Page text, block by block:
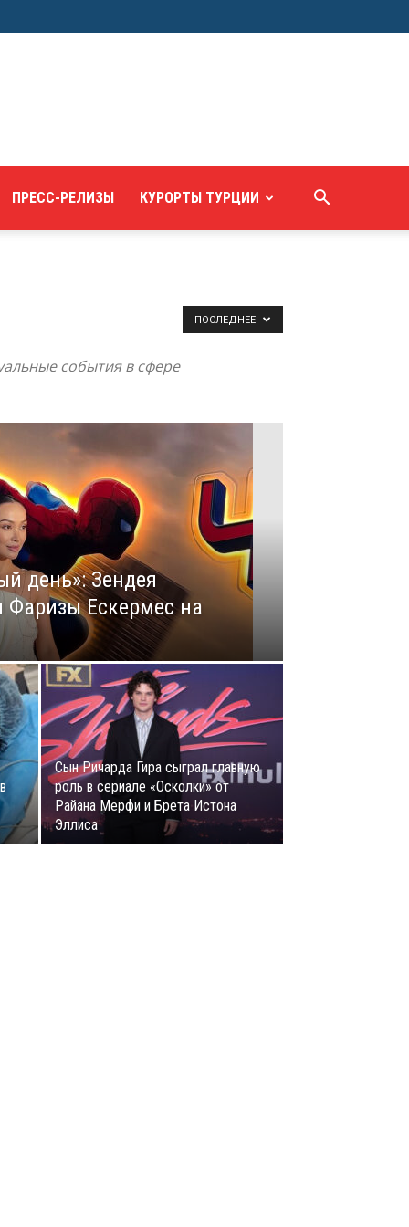
ПРЕСС-РЕЛИЗЫ КУРОРТЫ ТУРЦИИ
события в сфере
ПОСЛЕДНЕЕ
день»: Зендея
Фаризы Ескермес на
Сын Ричарда Гира сыграл главную
роль в сериале «Осколки» от
Райана Мерфи и Брета Истона
Эллиса